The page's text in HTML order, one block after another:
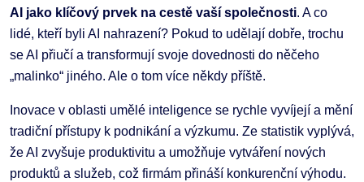
AI jako klíčový prvek na cestě vaší společnosti. A co
lidé, kteří byli AI nahrazení? Pokud to udělají dobře, trochu
se AI přiučí a transformují svoje dovednosti do něčeho
„malinko“ jiného. Ale o tom více někdy příště.
Inovace v oblasti umělé inteligence se rychle vyvíjejí a mění
tradiční přístupy k podnikání a výzkumu. Ze statistik vyplývá,
že AI zvyšuje produktivitu a umožňuje vytváření nových
produktů a služeb, což firmám přináší konkurenční výhodu.